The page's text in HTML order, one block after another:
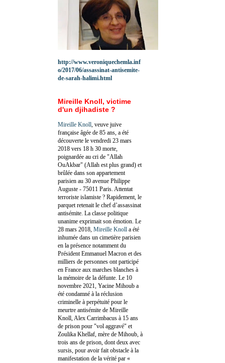
http://www.veroniquechemla.inf
o/2017/06/assassinat-antisemite-
de-sarah-halimi.html
Mireille Knoll, victime
d'un djihadiste ?
Mireille Knoll , veuve juive
française âgée de 85 ans, a été
découverte le vendredi 23 mars
2018 vers 18 h 30 morte,
poignardée au cri de "Allah
OuAkbar" (Allah est plus grand) et
brûlée dans son appartement
parisien au 30 avenue Philippe
Auguste - 75011 Paris. Attentat
terroriste islamiste ? Rapidement, le
parquet retenait le chef d’assassinat
antisémite. La classe politique
unanime exprimait son émotion. Le
28 mars 2018, Mireille Knoll a été
inhumée dans un cimetière parisien
en la présence notamment du
Président Emmanuel Macron et des
milliers de personnes ont participé
en France aux marches blanches à
la mémoire de la défunte. Le 10
novembre 2021, Yacine Mihoub a
été condamné à la réclusion
criminelle à perpétuité pour le
meurtre antisémite de Mireille
Knoll, Alex Carrimbacus à 15 ans
de prison pour "vol aggravé" et
Zoulika Khellaf, mère de Mihoub, à
trois ans de prison, dont deux avec
sursis, pour avoir fait obstacle à la
manifestation de la vérité par «